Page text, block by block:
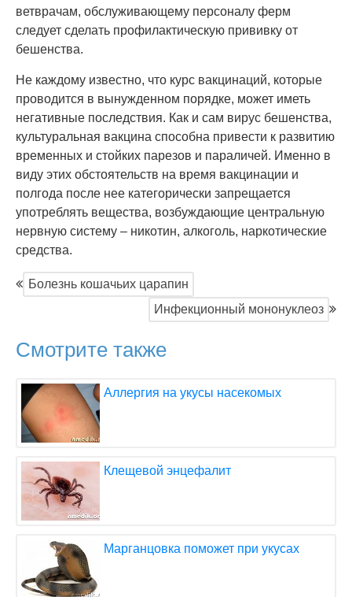
ветврачам, обслуживающему персоналу ферм
следует сделать профилактическую прививку от
бешенства.
Не каждому известно, что курс вакцинаций, которые
проводится в вынужденном порядке, может иметь
негативные последствия. Как и сам вирус бешенства,
культуральная вакцина способна привести к развитию
временных и стойких парезов и параличей. Именно в
виду этих обстоятельств на время вакцинации и
полгода после нее категорически запрещается
употреблять вещества, возбуждающие центральную
нервную систему – никотин, алкоголь, наркотические
средства.
Болезнь кошачьих царапин
Инфекционный мононуклеоз
Смотрите также
Аллергия на укусы насекомых
Клещевой энцефалит
Марганцовка поможет при укусах